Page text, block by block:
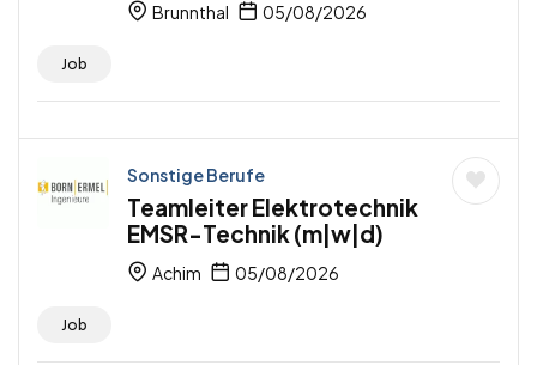
Brunnthal 05/08/2026
Job
Sonstige Berufe
Teamleiter Elektrotechnik
EMSR-Technik (m|w|d)
Achim 05/08/2026
Job